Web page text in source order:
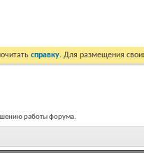
справку. Для размещения
работы форума.